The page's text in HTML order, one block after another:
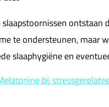
slaapstoornissen
te ondersteunen, maar
slaaphygiëne en
bij